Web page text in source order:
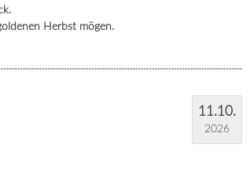
Herbst mögen.
11.10.
2026